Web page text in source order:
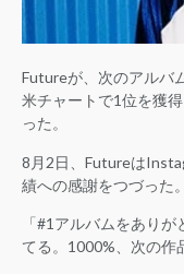
Futureが、次のアルバ
米チャートで1位を獲
った。
8月2日、Futureは
績への感謝をつづった。
「#1アルバムをあり
てる。1000%、次の作